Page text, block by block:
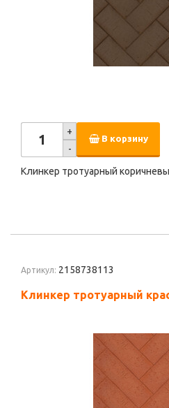
+
-
В корзину
Клинкер тротуарный
Артикул: 2158738113
Клинкер тротуарный